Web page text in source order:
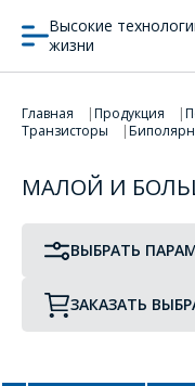
Высокие
жизни
Главная Продукция
Транзисторы
МАЛОЙ И
ВЫБРАТЬ
0-9
2N2219A
ЗАКАЗАТЬ
ПЕРЕЙТИ В